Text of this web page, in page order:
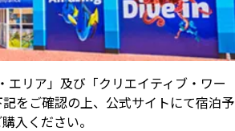
エリア」及び「クリエイティブ・ワー
をご確認の上、公式サイトにて宿泊予
入ください。